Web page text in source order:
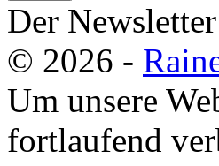
Der
© 2026 -
Um unsere
fortlaufend